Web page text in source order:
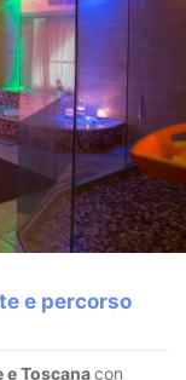
e percorso
e Toscanacon